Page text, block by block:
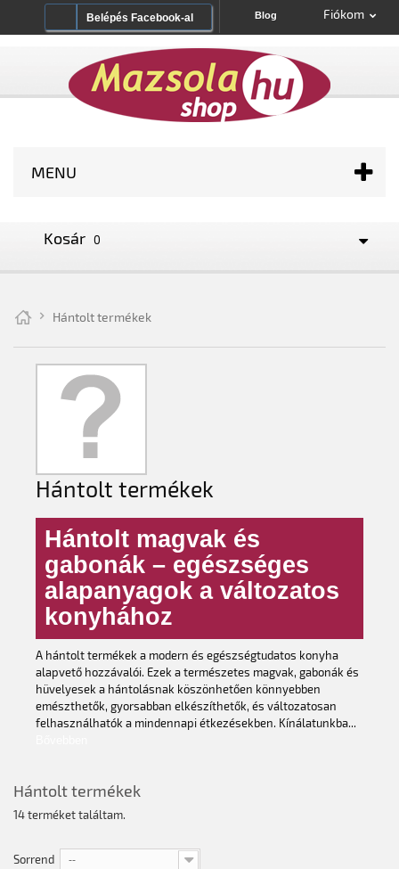
Fiókom
Blog
Belépés Facebook-al
MENU
Kosár 0
Hántolt termékek
Hántolt termékek
Hántolt magvak és
gabonák – egészséges
alapanyagok a változatos
konyhához
A hántolt termékek a modern és egészségtudatos konyha
alapvető hozzávalói. Ezek a természetes magvak, gabonák és
hüvelyesek a hántolásnak köszönhetően könnyebben
emészthetők, gyorsabban elkészíthetők, és változatosan
felhasználhatók a mindennapi étkezésekben. Kínálatunkba...
Hántolt termékek
14 terméket találtam.
Sorrend --